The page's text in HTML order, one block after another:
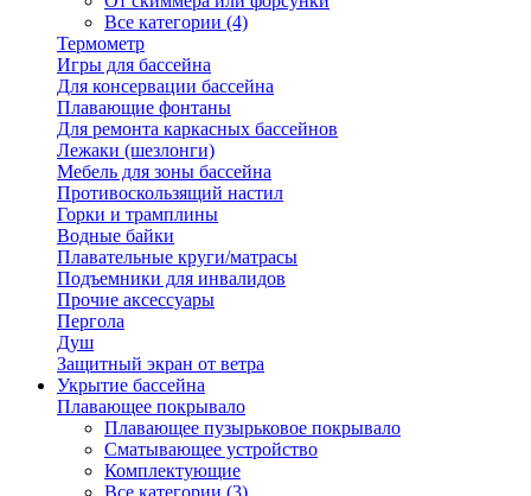
Все категории (4)
Термометр
Игры для бассейна
Для консервации бассейна
Плавающие фонтаны
Для ремонта каркасных бассейнов
Лежаки (шезлонги)
Мебель для зоны бассейна
Противоскользящий настил
Горки и трамплины
Водные байки
Плавательные круги/матрасы
Подъемники для инвалидов
Прочие аксессуары
Пергола
Душ
Защитный экран от ветра
Укрытие бассейна
Плавающее покрывало
Плавающее пузырьковое покрывало
Сматывающее устройство
Комплектующие
Все категории (3)